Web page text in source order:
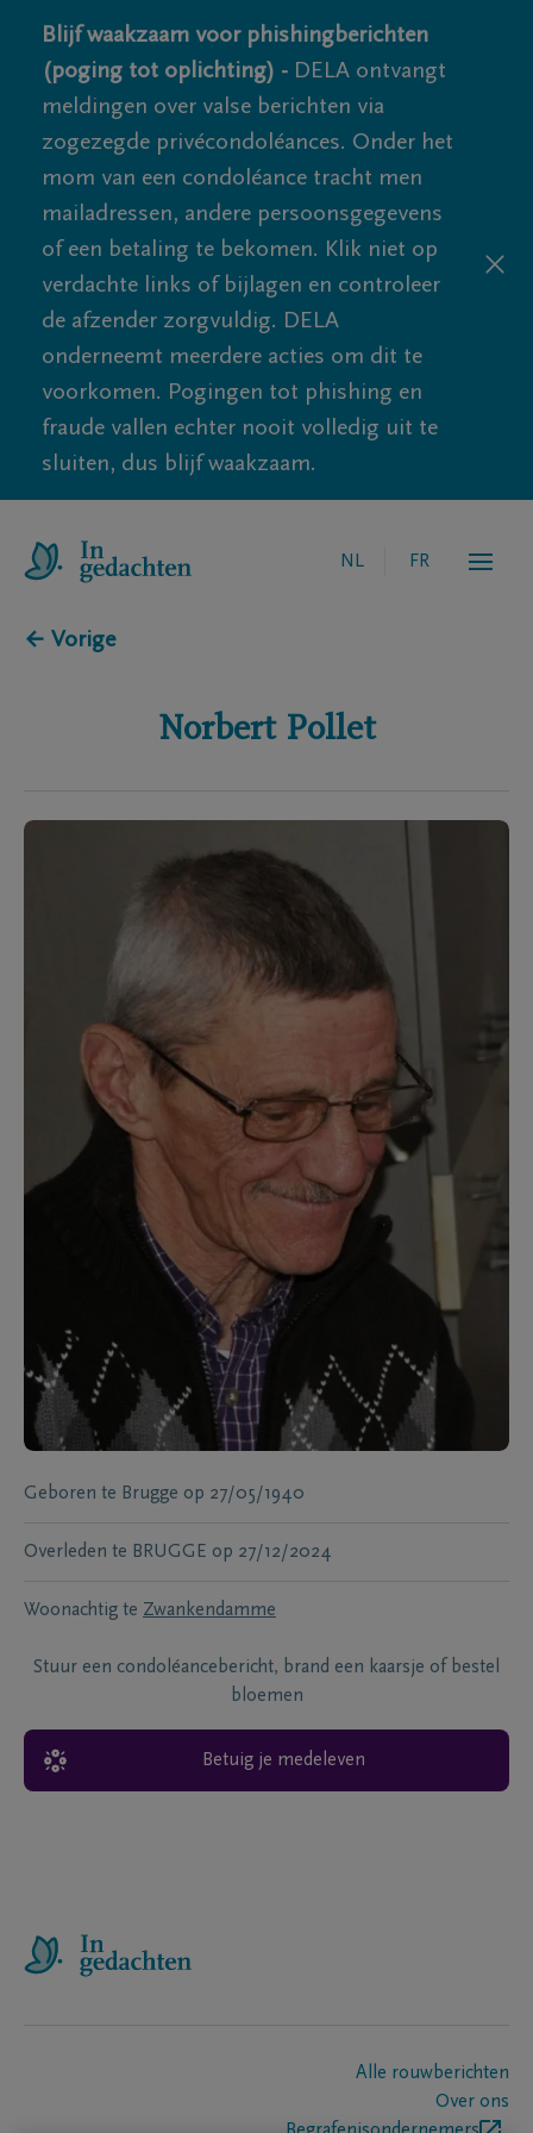
Blijf waakzaam voor phishingberichten
(poging tot oplichting) - DELA ontvangt
meldingen over valse berichten via
zogezegde privécondoléances. Onder het
mom van een condoléance tracht men
mailadressen, andere persoonsgegevens
of een betaling te bekomen. Klik niet op
verdachte links of bijlagen en controleer
de afzender zorgvuldig. DELA
onderneemt meerdere acties om dit te
voorkomen. Pogingen tot phishing en
fraude vallen echter nooit volledig uit te
sluiten, dus blijf waakzaam.
NL FR
← Vorige
Norbert Pollet
Geboren te Brugge op 27/05/1940
Overleden te BRUGGE op 27/12/2024
Woonachtig te Zwankendamme
Stuur een condoléancebericht, brand een kaarsje of bestel
bloemen
Betuig je medeleven
Alle rouwberichten
Over ons